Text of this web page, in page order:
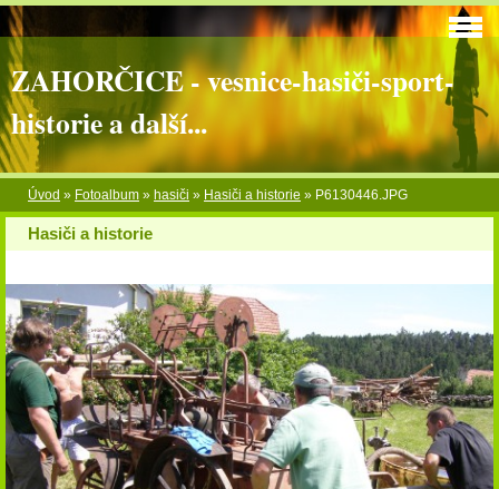
ZAHORČICE - vesnice-hasiči-sport-
historie a další...
Úvod » Fotoalbum » hasiči » Hasiči a historie » P6130446.JPG
Hasiči a historie